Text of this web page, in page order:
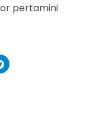
pertamini